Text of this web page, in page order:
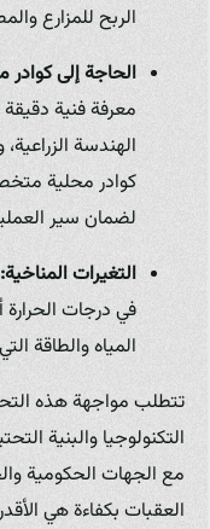
الربح للمزارع
الحاجة إلى
معرفة فنية
الهندسة
كوادر محلية
لضمان سير
التغيرات المناخية:
في درجات
المياه والطاقة
تتطلب مواجهة هذه
التكنولوجيا والبنية
مع الجهات الحكومية
العقبات بكفاءة هي